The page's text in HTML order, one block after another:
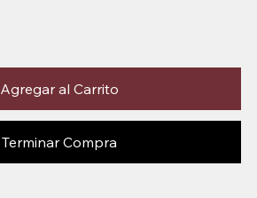
Agregar al Carrito
Terminar Compra